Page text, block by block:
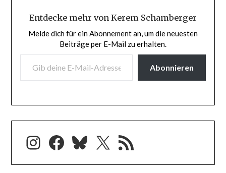
Entdecke mehr von Kerem Schamberger
Melde dich für ein Abonnement an, um die neuesten
Beiträge per E-Mail zu erhalten.
GIB DEINE E-MAIL-ADRESSE EIN ...
Abonnieren
Instagram
Facebook
Bluesky
X RSS-Feed